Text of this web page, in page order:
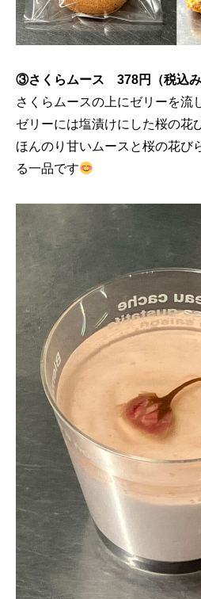
③さくらムース 378円（税込み
さくらムースの上にゼリーを流
ゼリーには塩漬けにした桜の花
ほんのり甘いムースと桜の花び
る一品です